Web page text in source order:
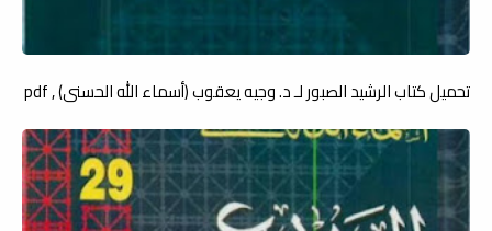
تحميل كتاب الرشيد الصبور لـ د. وجيه يعقوب (أسماء الله الحسنى) , pdf